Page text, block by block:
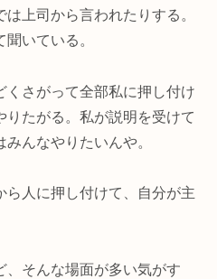
上司から言われたりする。
いている。
くさがって全部私に押し付け
りたがる。私が説明を受けて
んなやりたいんや。
ら人に押し付けて、自分が主
、そんな場面が多い気がす